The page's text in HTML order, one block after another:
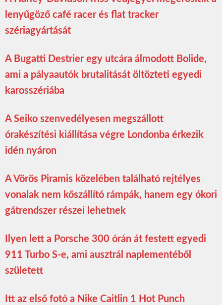
lenyűgöző café racer és flat tracker
szériagyártását
A Bugatti Destrier egy utcára álmodott Bolide,
ami a pályaautók brutalitását öltözteti egyedi
karosszériába
A Seiko szenvedélyesen megszállott
órakészítési kiállítása végre Londonba érkezik
idén nyáron
A Vörös Piramis közelében található rejtélyes
vonalak nem kőszállító rámpák, hanem egy ókori
gátrendszer részei lehetnek
Ilyen lett a Porsche 300 órán át festett egyedi
911 Turbo S-e, ami ausztrál naplementéből
született
Itt az első fotó a Nike Caitlin 1 Hot Punch